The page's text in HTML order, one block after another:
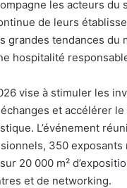
les acteurs du
de leurs
grandes tendances du
hospitalité
vise à stimuler les
et accélérer
L’événement
350 exposants
20 000 m²
et de networking.